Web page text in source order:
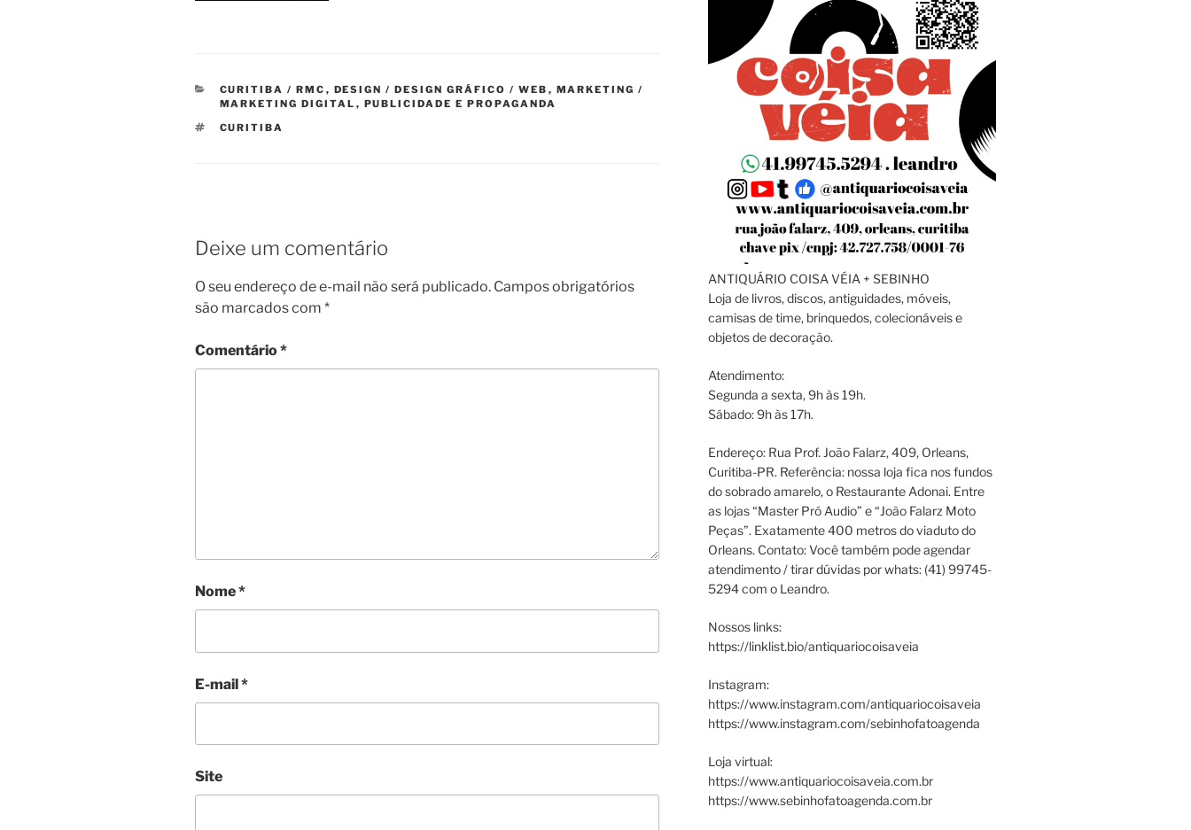
CATEGORIAS
CURITIBA / RMC , DESIGN / DESIGN GRÁFICO / WEB , MARKETING /
MARKETING DIGITAL , PUBLICIDADE E PROPAGANDA
TAGS
CURITIBA
Deixe um comentário
O seu endereço de e-mail não será publicado. Campos obrigatórios
são marcados com *
Comentário*
Nome*
E-mail*
Site
ANTIQUÁRIO COISA VÉIA + SEBINHO
Loja de livros, discos, antiguidades, móveis,
camisas de time, brinquedos, colecionáveis e
objetos de decoração.
Atendimento:
Segunda a sexta, 9h às 19h.
Sábado: 9h às 17h.
Endereço: Rua Prof. João Falarz, 409, Orleans,
Curitiba-PR. Referência: nossa loja fica nos fundos
do sobrado amarelo, o Restaurante Adonai. Entre
as lojas “Master Pró Audio” e “João Falarz Moto
Peças”. Exatamente 400 metros do viaduto do
Orleans. Contato: Você também pode agendar
atendimento / tirar dúvidas por whats: (41) 99745-
5294 com o Leandro.
Nossos links:
https://linklist.bio/antiquariocoisaveia
Instagram:
https://www.instagram.com/antiquariocoisaveia
https://www.instagram.com/sebinhofatoagenda
Loja virtual:
https://www.antiquariocoisaveia.com.br
https://www.sebinhofatoagenda.com.br